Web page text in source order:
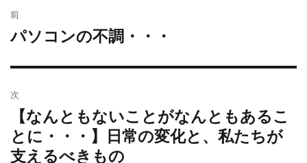
稿
ナ
ー
シ
ョ
ン
前
過
の
稿:
パソコンの不調・・・
次
の
投
【なんともないことがなんともあるこ
とに・・・】日常の変化と、私たちが
支えるべきもの